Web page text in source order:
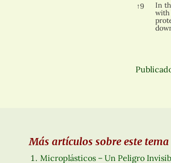
↑9
In
with
Más artículos sobre este tema
Microplásticos – Un Peligro